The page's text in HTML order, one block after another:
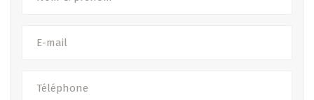
(Les images, surfaces et prix peuvent être soumis à